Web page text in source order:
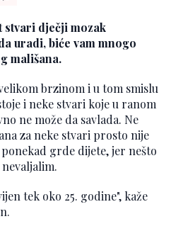
stvari dječji mozak
uradi, biće vam mnogo
mališana.
brzinom i u tom smislu
i neke stvari koje u ranom
ne može da savlada. Ne
za neke stvari prosto nije
grde dijete, jer nešto
tek oko 25. godine", kaže